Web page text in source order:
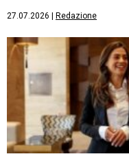
27.07.2026 Redazione